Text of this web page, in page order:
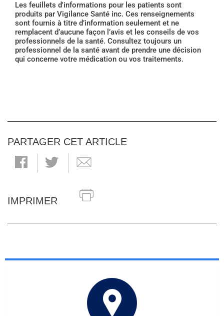
Les feuillets d'informations pour les patients sont
produits par Vigilance Santé inc. Ces renseignements
sont fournis à titre d’information seulement et ne
remplacent d’aucune façon l’avis et les conseils de vos
professionnels de la santé. Consultez toujours un
professionnel de la santé avant de prendre une décision
qui concerne votre médication ou vos traitements.
PARTAGER CET ARTICLE
IMPRIMER